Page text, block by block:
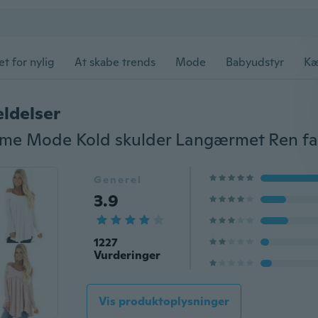
for nylig At skabe trends Mode Babyudstyr
Generel
3.9
1227
Vurderinger
Vis produktoplysninger